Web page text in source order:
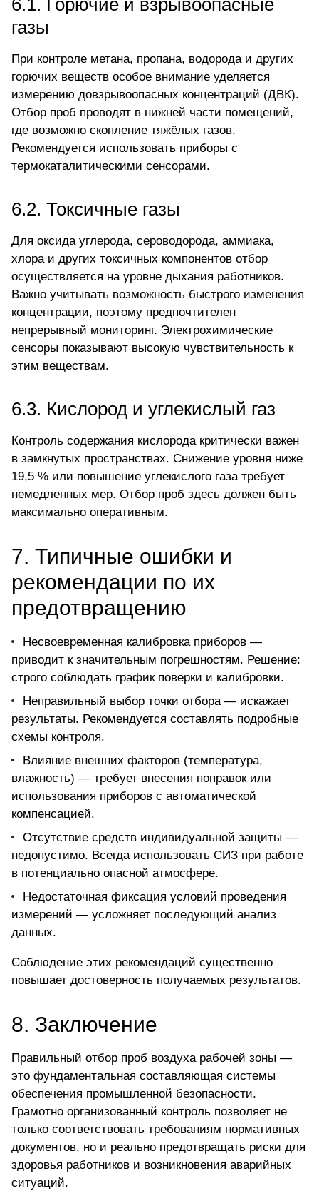
6.1. Горючие и взрывоопасные
газы
При контроле метана, пропана, водорода и других
горючих веществ особое внимание уделяется
измерению довзрывоопасных концентраций (ДВК).
Отбор проб проводят в нижней части помещений,
где возможно скопление тяжёлых газов.
Рекомендуется использовать приборы с
термокаталитическими сенсорами.
6.2. Токсичные газы
Для оксида углерода, сероводорода, аммиака,
хлора и других токсичных компонентов отбор
осуществляется на уровне дыхания работников.
Важно учитывать возможность быстрого изменения
концентрации, поэтому предпочтителен
непрерывный мониторинг. Электрохимические
сенсоры показывают высокую чувствительность к
этим веществам.
6.3. Кислород и углекислый газ
Контроль содержания кислородакритически важен
в замкнутых пространствах. Снижение уровня ниже
19,5 % или повышение углекислого газа требует
немедленных мер. Отбор проб здесь должен быть
максимально оперативным.
7. Типичные ошибки и
рекомендации по их
предотвращению
Несвоевременная калибровка приборов —
приводит к значительным погрешностям. Решение:
строго соблюдать график поверки и калибровки.
Неправильный выбор точки отбора — искажает
результаты. Рекомендуется составлять подробные
схемы контроля.
Влияние внешних факторов (температура,
влажность) — требует внесения поправок или
использования приборов с автоматической
компенсацией.
Отсутствие средств индивидуальной защиты —
недопустимо. Всегда использовать СИЗ при работе
в потенциально опасной атмосфере.
Недостаточная фиксация условий проведения
измерений — усложняет последующий анализ
данных.
Соблюдение этих рекомендаций существенно
повышает достоверность получаемых результатов.
8. Заключение
Правильный отбор проб воздуха рабочей зоны —
это фундаментальная составляющая системы
обеспечения промышленной безопасности.
Грамотно организованный контроль позволяет не
только соответствовать требованиям нормативных
документов, но и реально предотвращать риски для
здоровья работников и возникновения аварийных
ситуаций.